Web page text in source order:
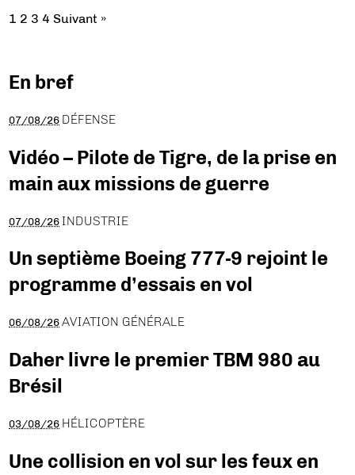
1 2 3 4 Suivant »
En bref
07/08/26 DÉFENSE
Vidéo – Pilote de Tigre, de la prise en
main aux missions de guerre
07/08/26 INDUSTRIE
Un septième Boeing 777-9 rejoint le
programme d’essais en vol
06/08/26 AVIATION GÉNÉRALE
Daher livre le premier TBM 980 au
Brésil
03/08/26 HÉLICOPTÈRE
Une collision en vol sur les feux en